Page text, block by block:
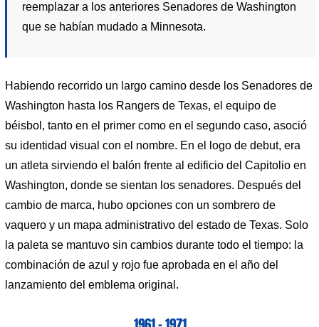
reemplazar a los anteriores Senadores de Washington
que se habían mudado a Minnesota.
Habiendo recorrido un largo camino desde los Senadores de
Washington hasta los Rangers de Texas, el equipo de
béisbol, tanto en el primer como en el segundo caso, asoció
su identidad visual con el nombre. En el logo de debut, era
un atleta sirviendo el balón frente al edificio del Capitolio en
Washington, donde se sientan los senadores. Después del
cambio de marca, hubo opciones con un sombrero de
vaquero y un mapa administrativo del estado de Texas. Solo
la paleta se mantuvo sin cambios durante todo el tiempo: la
combinación de azul y rojo fue aprobada en el año del
lanzamiento del emblema original.